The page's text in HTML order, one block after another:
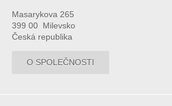
Masarykova 265
399 00 Milevsko
Česká republika
O SPOLEČNOSTI